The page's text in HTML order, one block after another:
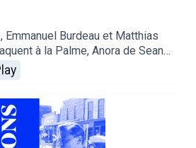
Emmanuel Burdeau et Matthias
à la Palme, Anora de Sean
première question : a t-on le
de ses personnages
de ceux à la marge ? Lutte
les dernières minutes de
consacrées au documentaire
Gilles Perret et François Ruffin.